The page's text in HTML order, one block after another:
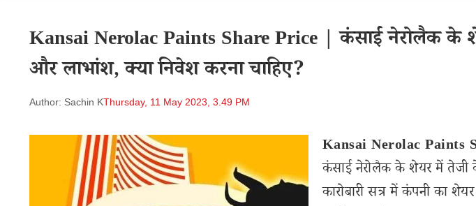
Kansai Nerolac Paints Share Price | कंसाई नेरोलैक के
और लाभांश, क्या निवेश करना चाहिए?
Author: Sachin KThursday, 11 May 2023, 3.49 PM
Kansai Nerolac Paints
कंसाई नेरोलैक के शेयर में तेजी के
कारोबारी सत्र में कंपनी का